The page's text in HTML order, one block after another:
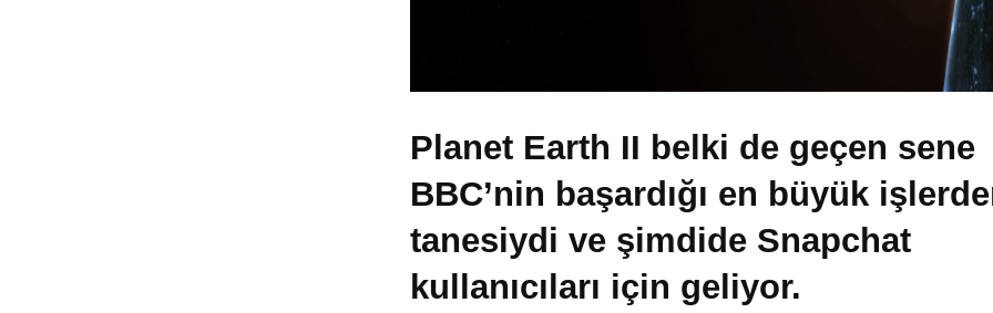
Planet Earth II belki de geçen sene
BBC’nin başardığı en büyük
tanesiydi ve şimdide Snapchat
kullanıcıları için geliyor.